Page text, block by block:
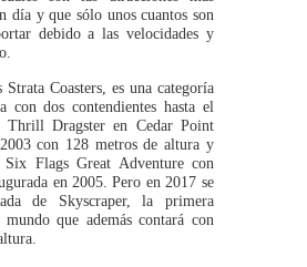
día y que sólo unos cuantos son
debido a las velocidades y
Coasters, es una categoría
con dos contendientes hasta el
Thrill Dragster en Cedar Point
con 128 metros de altura y
Flags Great Adventure con
en 2005. Pero en 2017 se
de Skyscraper, la primera
mundo que además contará con